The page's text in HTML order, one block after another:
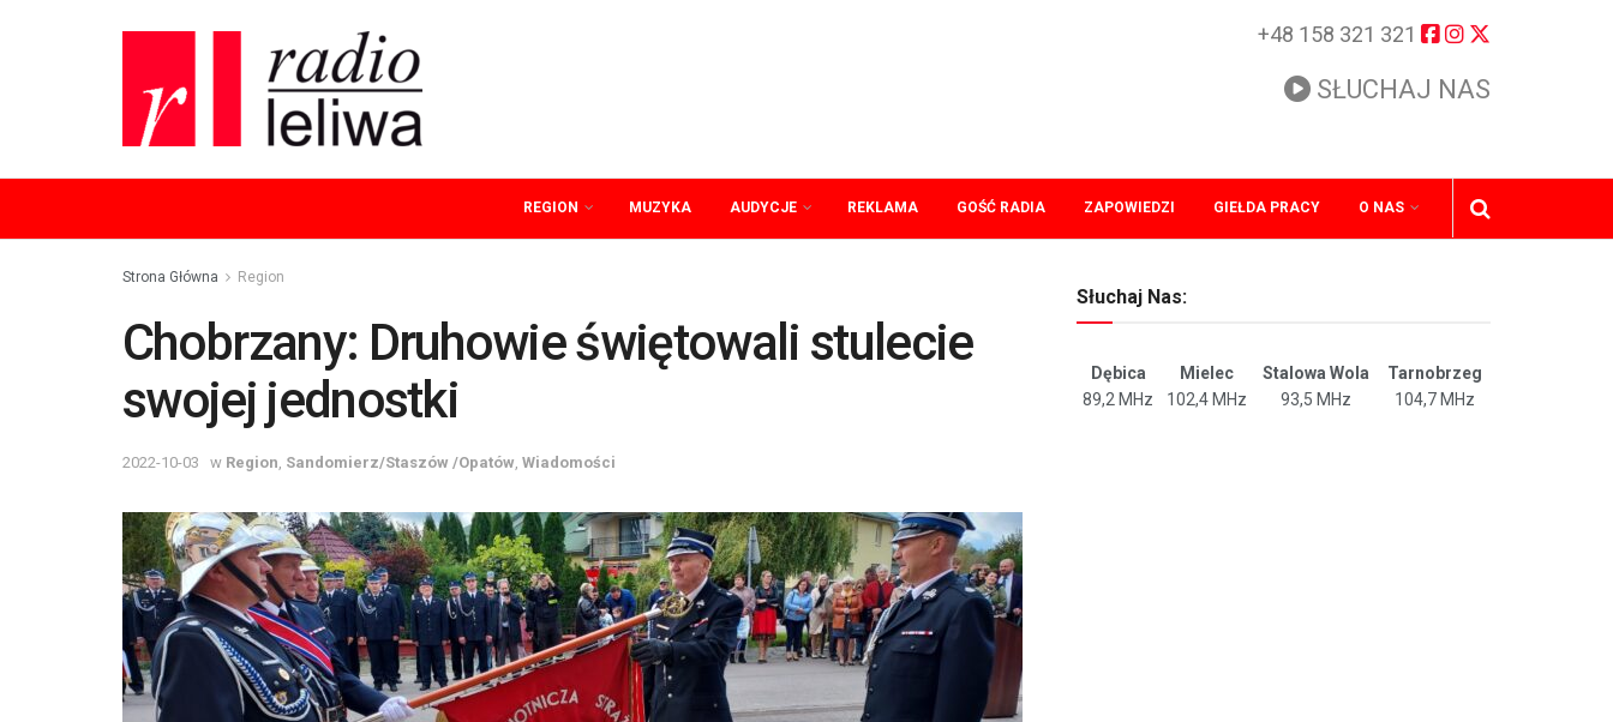
+48 158 321 321
SŁUCHAJ NAS
REGION MUZYKA AUDYCJE REKLAMA GOŚĆ RADIA ZAPOWIEDZI GIEŁDA PRACY O NAS
Strona Główna Region
Chobrzany: Druhowie świętowali stulecie
swojej jednostki
2022-10-03 w Region Sandomierz/Staszów /Opatów Wiadomości
Słuchaj Nas:
Dębica Mielec Stalowa Wola
Tarnobrzeg
89,2 MHz
102,4 MHz 93,5 MHz 104,7 MHz